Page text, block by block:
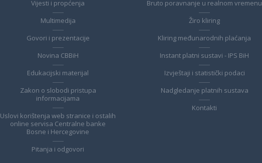
Vijesti i propćenja
Multimedija
Govori i prezentacije
Novina CBBiH
Edukacijski materijal
Zakon o slobodi pristupa
informacijama
Uslovi korištenja web stranice i ostalih
online servisa Centralne banke
Bosne i Hercegovine
Pitanja i odgovori
Bruto poravnanje u realnom vremenu
Žiro kliring
Kliring međunarodnih plaćanja
Instant platni sustavi - IPS BiH
Izvještaji i statistički podaci
Nadgledanje platnih sustava
Kontakti